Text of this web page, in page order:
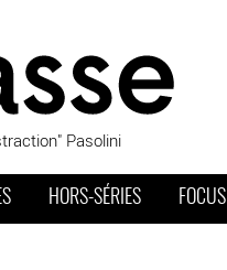
Pasolini
HORS-SÉRIES FOCUS